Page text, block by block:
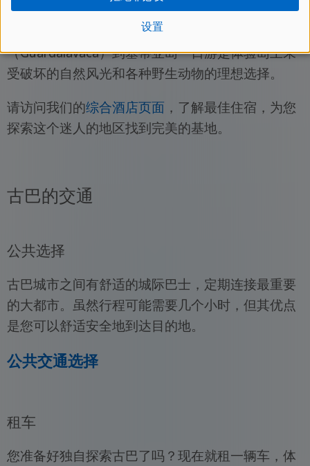
分，您可以在阳台上欣赏美景，品尝烤羚羊等美
食。从奥尔金（Holguín）或瓜尔达拉瓦卡
（Guardalavaca）到塞蒂亚岛一日游是体验岛上未
受破坏的自然风光和各种野生动物的理想选择。
请访问我们的综合酒店页面 ，了解最佳住宿，为您
探索这个迷人的地区找到完美的基地。
古巴的交通
公共选择
古巴城市之间有舒适的城际巴士，定期连接最重要
的大都市。虽然行程可能需要几个小时，但其优点
是您可以舒适安全地到达目的地。
公共交通选择
租车
您准备好独自探索古巴了吗？现在就租一辆车，体
设置